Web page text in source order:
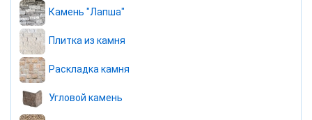
Камень "Лапша"
Плитка из камня
Раскладка камня
Угловой камень